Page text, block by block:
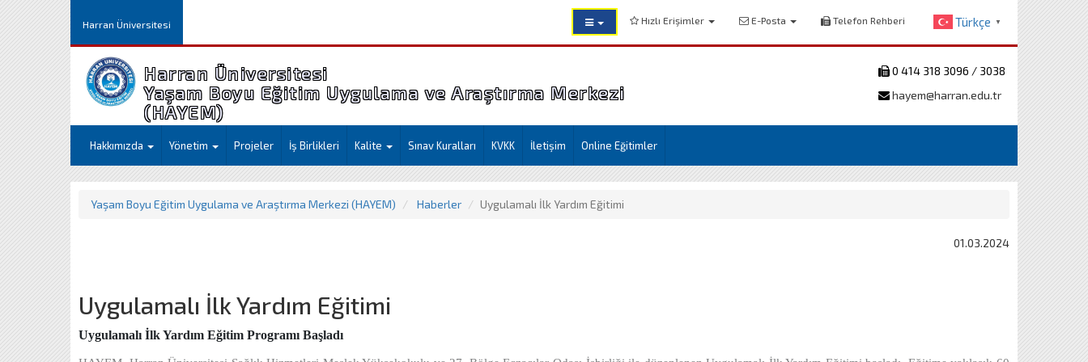
Harran Üniversitesi Hızlı Erişimler E-Posta Telefon Rehberi Türkçe ▼
Harran Üniversitesi
Yaşam Boyu Eğitim Uygulama ve Araştırma Merkezi
(HAYEM)
0 414 318 3096 / 3038
hayem@harran.edu.tr
Hakkımızda Yönetim Projeler İş Birlikleri Kalite Sınav Kuralları KVKK İletişim Online Eğitimler
Yaşam Boyu Eğitim Uygulama ve Araştırma Merkezi (HAYEM) Haberler Uygulamalı İlk Yardım Eğitimi
01.03.2024
Uygulamalı İlk Yardım Eğitimi
Uygulamalı İlk Yardım Eğitim Programı Başladı